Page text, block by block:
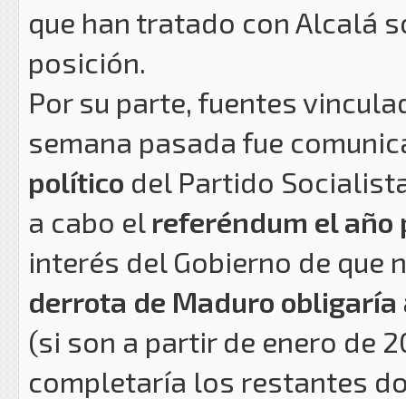
que han tratado con Alcalá
posición.
Por su parte, fuentes
semana pasada fue
político del Partido
a cabo el referéndum el año
interés del Gobierno de que
derrota de Maduro
(si son a partir de enero de
completaría los restantes